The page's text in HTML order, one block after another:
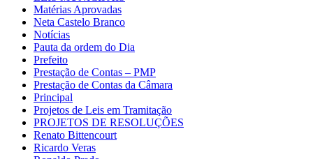
Matérias Aprovadas
Neta Castelo Branco
Notícias
Pauta da ordem do Dia
Prefeito
Prestação de Contas – PMP
Prestação de Contas da Câmara
Principal
Projetos de Leis em Tramitação
PROJETOS DE RESOLUÇÕES
Renato Bittencourt
Ricardo Veras